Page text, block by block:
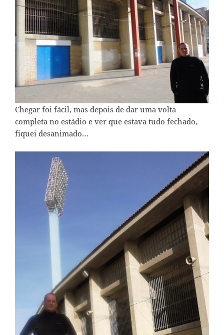
Chegar foi fácil, mas depois de dar uma volta
completa no estádio e ver que estava tudo fechado,
fiquei desanimado…